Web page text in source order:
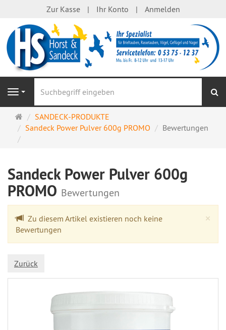
Zur Kasse Ihr Konto Anmelden
Navigation
Startseite
SANDECK-PRODUKTE
Sandeck Power Pulver 600g PROMO
Bewertungen
Sandeck Power Pulver 600g
PROMO Bewertungen
×
Zu diesem Artikel existieren noch keine
Bewertungen
Zurück